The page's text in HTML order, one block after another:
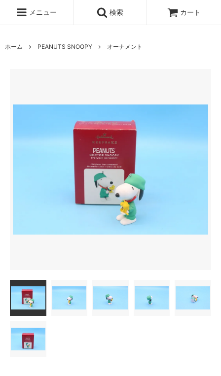
メニュー 検索 カート
ホーム PEANUTS SNOOPY オーナメント